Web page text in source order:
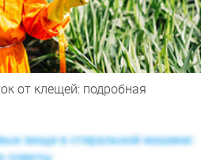
от клещей: подробная